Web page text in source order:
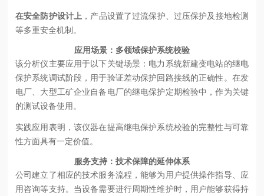
在安全防护设计上 ，产品设置了过流保护、过压保护及接地检测
等多重安全机制。
应用场景：多领域保护系统校验
该分析仪主要应用于以下关键场景：电力系统新建变电站的继电
保护系统调试阶段，用于验证差动保护回路接线的正确性。在发
电厂、大型工矿企业自备电厂的继电保护定期检验中，作为关键
的测试设备使用。
实践应用表明，该仪器在提高继电保护系统校验的完整性与可靠
性方面具有一定价值。
服务支持：技术保障的延伸体系
公司建立了相应的技术服务流程，能够为用户提供操作指导、应
用咨询等支持。当设备需要进行周期性维护时，用户能够获得持